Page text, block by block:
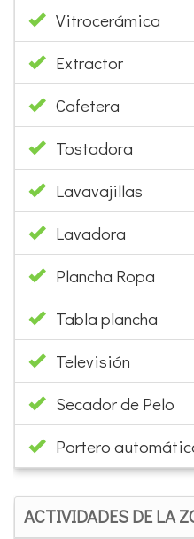
Vitrocerámica
Extractor
Cafetera
Tostadora
Lavavajillas
Lavadora
Plancha Ropa
Tabla plancha
Televisión
Secador de Pelo
Portero
ACTIVIDADES DE LA